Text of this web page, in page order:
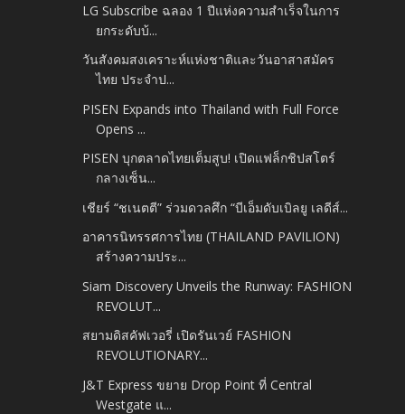
LG Subscribe ฉลอง 1 ปีแห่งความสำเร็จในการ
ยกระดับบ้...
วันสังคมสงเคราะห์แห่งชาติและวันอาสาสมัคร
ไทย ประจำป...
PISEN Expands into Thailand with Full Force
Opens ...
PISEN บุกตลาดไทยเต็มสูบ! เปิดแฟล็กชิปสโตร์
กลางเซ็น...
เชียร์ “ชเนตตี” ร่วมดวลศึก “บีเอ็มดับเบิลยู เลดีส์...
อาคารนิทรรศการไทย (THAILAND PAVILION)
สร้างความประ...
Siam Discovery Unveils the Runway: FASHION
REVOLUT...
สยามดิสคัฟเวอรี่ เปิดรันเวย์ FASHION
REVOLUTIONARY...
J&T Express ขยาย Drop Point ที่ Central
Westgate แ...